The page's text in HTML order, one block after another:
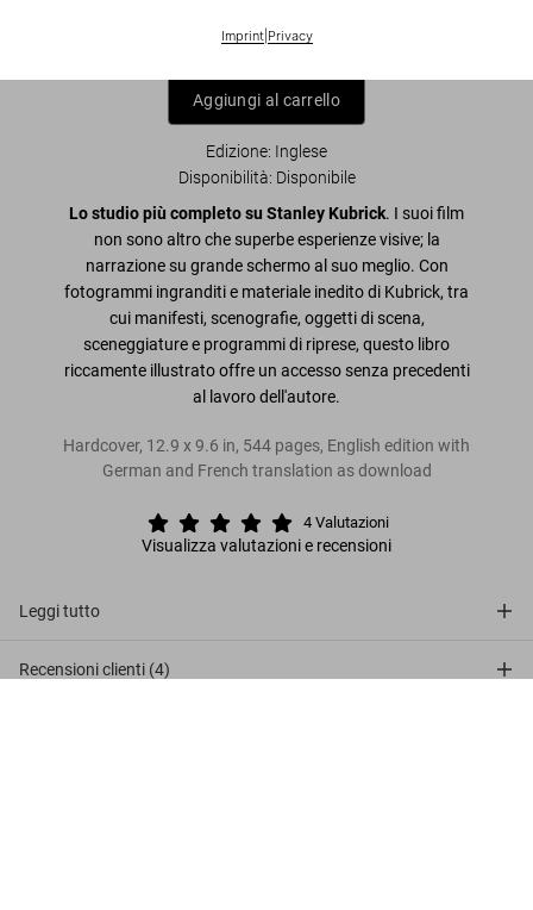
Imprint| Privacy
US$ 100
Aggiungi al carrello
Edizione: Inglese
Disponibilità: Disponibile
Lo studio più completo su Stanley Kubrick. I suoi film
non sono altro che superbe esperienze visive; la
narrazione su grande schermo al suo meglio. Con
fotogrammi ingranditi e materiale inedito di Kubrick, tra
cui manifesti, scenografie, oggetti di scena,
sceneggiature e programmi di riprese, questo libro
riccamente illustrato offre un accesso senza precedenti
al lavoro dell'autore.
Hardcover, 12.9 x 9.6 in, 544 pages, English edition with
German and French translation as download
4 Valutazioni
Visualizza valutazioni e recensioni
Leggi tutto
Recensioni clienti (4)